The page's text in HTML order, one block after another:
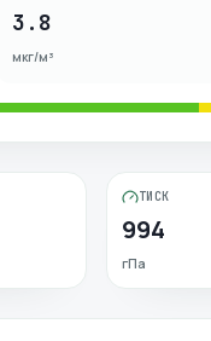
3.8
мкг/м³
ТИСК
994
гПа